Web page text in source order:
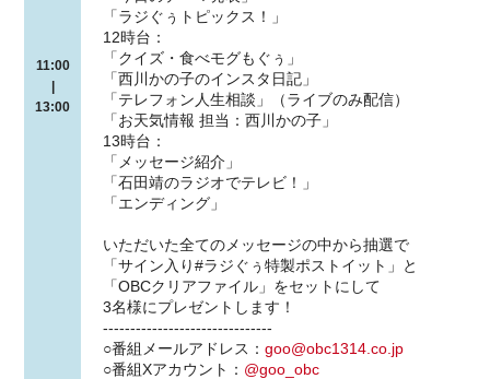
11:00
13:00
「ラジぐぅトピックス！」
12時台：
「クイズ・食べモグもぐぅ」
「西川かの子のインスタ日記」
「テレフォン人生相談」（ライブのみ配信）
「お天気情報 担当：西川かの子」
13時台：
「メッセージ紹介」
「石田靖のラジオでテレビ！」
「エンディング」
いただいた全てのメッセージの中から抽選で
「サイン入り#ラジぐぅ特製ポストイット」と
「OBCクリアファイル」をセットにして
3名様にプレゼントします！
-------------------------------
○番組メールアドレス：goo@obc1314.co.jp
○番組Xアカウント： @goo_obc